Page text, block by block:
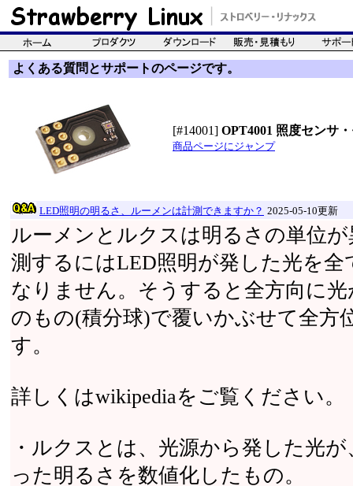
よくある質問とサポートのページです。
[#14001] OPT4001 照度センサ
商品ページにジャンプ
LED照明の明るさ、ルーメンは計測できますか？ 2025-05-10更新
ルーメンとルクスは明るさの単位
測するにはLED照明が発した光を
なりません。そうすると全方向に
のもの(積分球)で覆いかぶせて全方
す。
詳しくはwikipediaをご覧ください。
・ルクスとは、光源から発した光
った明るさを数値化したもの。